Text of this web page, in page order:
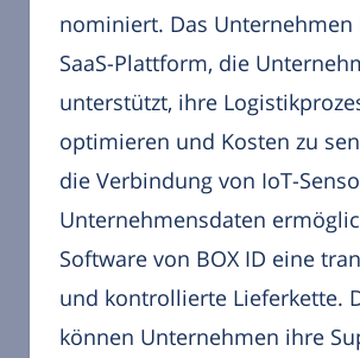
nominiert. Das
SaaS-Plattform, die
unterstützt, ihre
optimieren und Kosten zu
die Verbindung von IoT-
Unternehmensdaten
Software von BOX ID eine
und kontrollierte Lieferkette.
können Unternehmen ihre